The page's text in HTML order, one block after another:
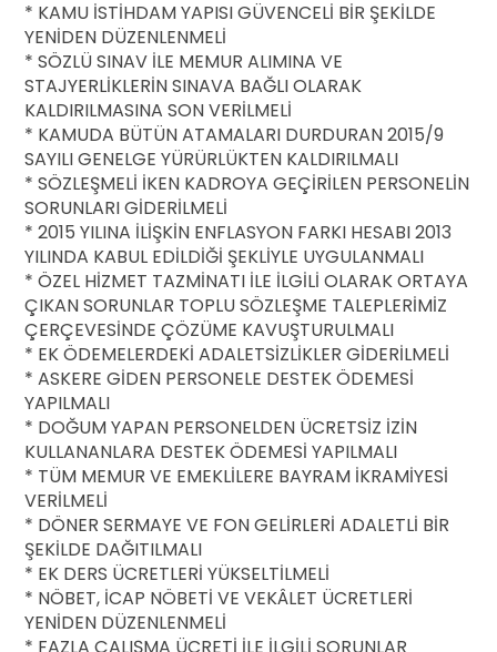
* KAMU İSTİHDAM YAPISI GÜVENCELİ BİR ŞEKİLDE
YENİDEN DÜZENLENMELİ
* SÖZLÜ SINAV İLE MEMUR ALIMINA VE
STAJYERLİKLERİN SINAVA BAĞLI OLARAK
KALDIRILMASINA SON VERİLMELİ
* KAMUDA BÜTÜN ATAMALARI DURDURAN 2015/9
SAYILI GENELGE YÜRÜRLÜKTEN KALDIRILMALI
* SÖZLEŞMELİ İKEN KADROYA GEÇİRİLEN PERSONELİN
SORUNLARI GİDERİLMELİ
* 2015 YILINA İLİŞKİN ENFLASYON FARKI HESABI 2013
YILINDA KABUL EDİLDİĞİ ŞEKLİYLE UYGULANMALI
* ÖZEL HİZMET TAZMİNATI İLE İLGİLİ OLARAK ORTAYA
ÇIKAN SORUNLAR TOPLU SÖZLEŞME TALEPLERİMİZ
ÇERÇEVESİNDE ÇÖZÜME KAVUŞTURULMALI
* EK ÖDEMELERDEKİ ADALETSİZLİKLER GİDERİLMELİ
* ASKERE GİDEN PERSONELE DESTEK ÖDEMESİ
YAPILMALI
* DOĞUM YAPAN PERSONELDEN ÜCRETSİZ İZİN
KULLANANLARA DESTEK ÖDEMESİ YAPILMALI
* TÜM MEMUR VE EMEKLİLERE BAYRAM İKRAMİYESİ
VERİLMELİ
* DÖNER SERMAYE VE FON GELİRLERİ ADALETLİ BİR
ŞEKİLDE DAĞITILMALI
* EK DERS ÜCRETLERİ YÜKSELTİLMELİ
* NÖBET, İCAP NÖBETİ VE VEKÂLET ÜCRETLERİ
YENİDEN DÜZENLENMELİ